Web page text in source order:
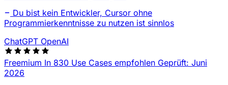
Du bist kein Entwickler, Cursor ohne
Programmierkenntnisse zu nutzen ist sinnlos
ChatGPT OpenAI
Freemium In 830 Use Cases empfohlen Geprüft: Juni
2026